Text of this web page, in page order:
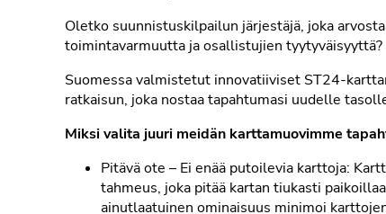
Oletko suunnistuskilpailun järjestäjä, joka
toimintavarmuutta ja osallistujien tyytyväisyyttä?
Suomessa valmistetut innovatiiviset ST24-
ratkaisun, joka nostaa tapahtumasi uudelle
Miksi valita juuri meidän karttamuovimme
Pitävä ote – Ei enää putoilevia karttoja:
tahmeus, joka pitää kartan tiukasti
ainutlaatuinen ominaisuus minimoi